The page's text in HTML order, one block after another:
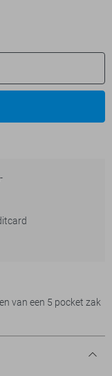
van een 5 pocket zak